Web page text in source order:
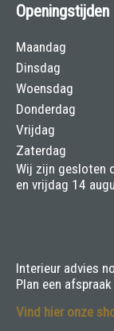
Openingstijden
Maandag
Dinsdag
Woensdag
Donderdag
Vrijdag
Zaterdag
Wij zijn gesloten
en vrijdag 14
Interieur advies
Plan een
Vind hier onze